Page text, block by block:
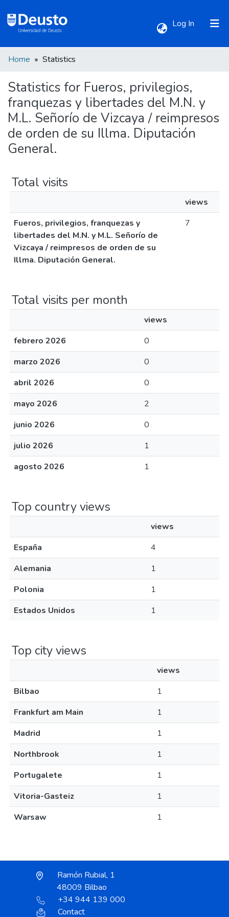
Log In (current)
All of DSpace
Home Statistics
Statistics for Fueros, privilegios,
franquezas y libertades del M.N. y
M.L. Señorío de Vizcaya / reimpresos
de orden de su Illma. Diputación
General.
Total visits
views
Fueros, privilegios, franquezas y
libertades del M.N. y M.L. Señorío de
Vizcaya / reimpresos de orden de su
Illma. Diputación General.
7
Total visits per month
views
febrero 2026
0
marzo 2026
0
abril 2026
0
mayo 2026
2
junio 2026
0
julio 2026
1
agosto 2026
1
Top country views
views
España
4
Alemania
1
Polonia
1
Estados Unidos
1
Top city views
views
Bilbao
1
Frankfurt am Main
1
Madrid
1
Northbrook
1
Portugalete
1
Vitoria-Gasteiz
1
Warsaw
1
Ramón Rubial, 1
48009 Bilbao
+34 944 139 000
Contact